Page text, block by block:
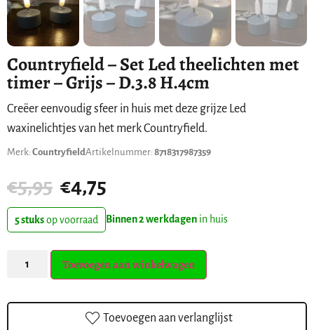
Countryfield – Set Led theelichten met
timer – Grijs – D.3.8 H.4cm
Creëer eenvoudig sfeer in huis met deze grijze Led
waxinelichtjes van het merk Countryfield.
Merk: CountryfieldArtikelnummer: 8718317987359
€5,95 €4,75
5 stuksop voorraad Binnen 2 werkdagen in huis
Toevoegen aan winkelwagen
Toevoegen aan verlanglijst